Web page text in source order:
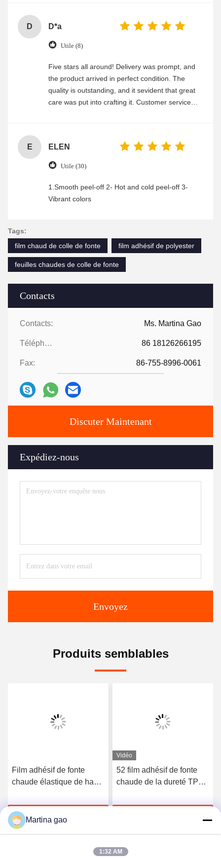
Contacts
Contacts: Ms. Martina Gao
Téléphone: 86 18126266195
Fax: 86-755-8996-0061
Discuter Maintenant
Expédiez-nous
Envoyez
D D*a
Utile (8)
Five stars all around! Delivery was prompt, and
the product arrived in perfect condition. The
quality is outstanding, and it sevident that great
care was put into crafting it. Customer service
E ELEN
Utile (30)
1.Smooth peel-off 2- Hot and cold peel-off 3-
Vibrant colors
Tags:
film chaud de colle de fonte
film adhésif de polyester
feuilles chaudes de colle de fonte
Produits semblables
Film adhésif de fonte
chaude élastique de haute
3412
Discuter Maintenant
Vidéo
52 film adhésif de fonte
chaude de la dureté TPU
vêtements sans couture
Martina gao
1:32 AM